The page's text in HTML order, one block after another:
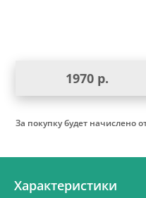
1970 р.
За покупку будет начислено
Характеристики